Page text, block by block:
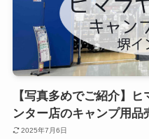
【写真多めでご紹介】
ンター店のキャンプ用品
2025年7月6日